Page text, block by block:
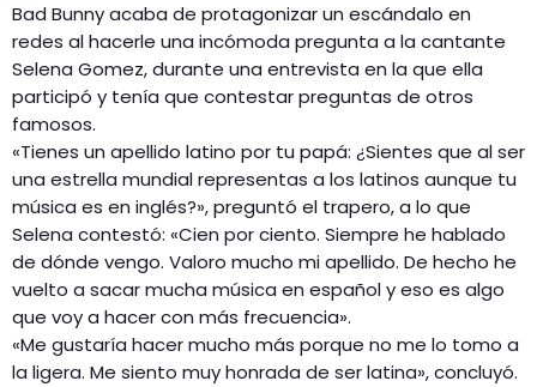
Bad Bunny acaba de protagonizar un escándalo en
redes al hacerle una incómoda pregunta a la cantante
Selena Gomez, durante una entrevista en la que ella
participó y tenía que contestar preguntas de otros
famosos.
«Tienes un apellido latino por tu papá: ¿Sientes que al ser
una estrella mundial representas a los latinos aunque tu
música es en inglés?», preguntó el trapero, a lo que
Selena contestó: «Cien por ciento. Siempre he hablado
de dónde vengo. Valoro mucho mi apellido. De hecho he
vuelto a sacar mucha música en español y eso es algo
que voy a hacer con más frecuencia».
«Me gustaría hacer mucho más porque no me lo tomo a
la ligera. Me siento muy honrada de ser latina», concluyó.